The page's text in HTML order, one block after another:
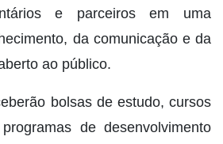
e parceiros em uma
da comunicação e da
ao público.
bolsas de estudo, cursos
de desenvolvimento